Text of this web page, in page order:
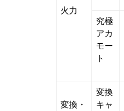
火力
究極
アカ
モー
ト
変換・
変換
キャ